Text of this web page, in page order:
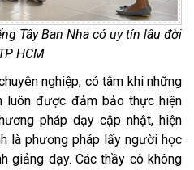
Tây Ban Nha có uy tín lâu đời
HCM
nghiệp, có tâm khi những
luôn được đảm bảo thực hiện
pháp dạy cập nhật, hiện
là phương pháp lấy người học
giảng dạy. Các thầy cô không